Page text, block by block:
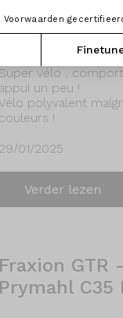
Voorwaarden
Fraxion
Super vélo ,
appui un peu !
Vélo polyvalent
couleurs !
29/01/2025
Verder lezen
Fraxion GTR
Prymahl C35